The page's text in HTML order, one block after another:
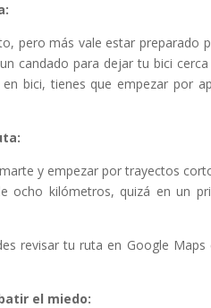
pero más vale estar preparado
candado para dejar tu bici
bici, tienes que empezar por
y empezar por trayectos
ocho kilómetros, quizá en un
revisar tu ruta en Google
el miedo: